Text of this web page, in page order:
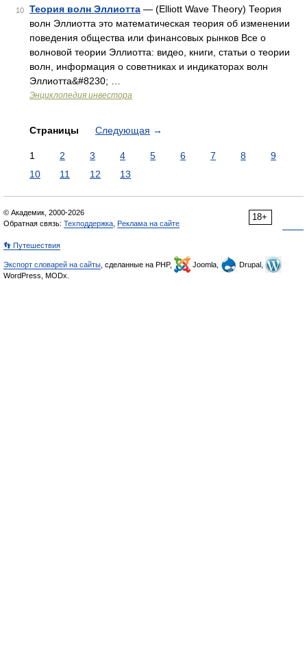
10 Теория волн Эллиотта — (Elliott Wave Theory) Теория
волн Эллиотта это математическая теория об изменении
поведения общества или финансовых рынков Все о
волновой теории Эллиотта: видео, книги, статьи о теории
волн, информация о советниках и индикаторах волн
Эллиотта&#8230; …
Энциклопедия инвестора
Страницы Следующая →
1 2 3 4 5 6 7 8
9
10
11 12 13
18+
© Академик, 2000-2026
Обратная связь: Техподдержка Реклама на сайте
👣 Путешествия
Экспорт словарей на сайты , сделанные на PHP, Joomla,
Drupal,
WordPress, MODx.